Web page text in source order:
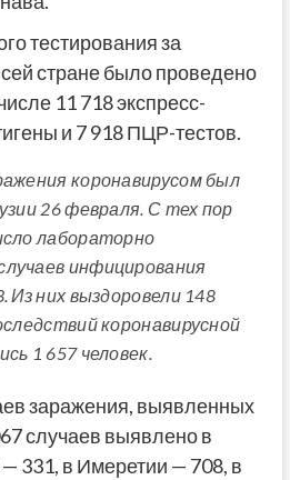
тестирования за
стране было проведено
11 718 экспресс-
и 7 918 ПЦР-тестов.
коронавирусом был
26 февраля. С тех пор
лабораторно
инфицирования
Из них выздоровели 148
коронавирусной
1 657 человек.
заражения, выявленных
случаев выявлено в
331, в Имеретии — 708, в